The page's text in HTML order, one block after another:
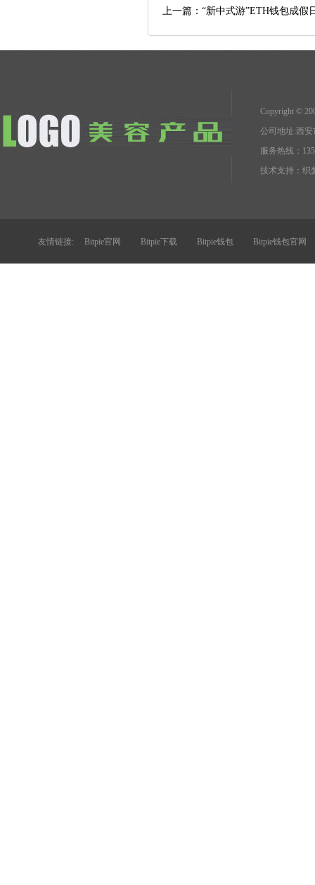
上一篇： “新中式游”ETH钱包成假
Copyright ©
公司地址:西
服务热线：
技术支持： 织
友情链接: Bitpie官网 Bitpie下载 Bitpie钱包 Bitpie钱包官网